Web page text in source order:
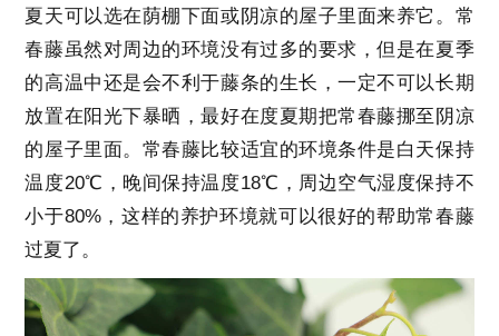
夏天可以选在荫棚下面或阴凉的屋子里面来养它。常
春藤虽然对周边的环境没有过多的要求，但是在夏季
的高温中还是会不利于藤条的生长，一定不可以长期
放置在阳光下暴晒，最好在度夏期把常春藤挪至阴凉
的屋子里面。常春藤比较适宜的环境条件是白天保持
温度20℃，晚间保持温度18℃，周边空气湿度保持不
小于80%，这样的养护环境就可以很好的帮助常春藤
过夏了。